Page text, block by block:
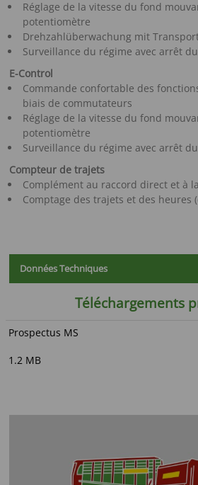
Réglage de la vitesse du fond
potentiomètre
Drehzahlüberwachung mit
Surveillance du régime avec arrêt
E-Control
Commande confortable des
biais de commutateurs
Réglage de la vitesse du fond
potentiomètre
Surveillance du régime avec arrêt
Compteur de trajets
Complément au raccord direct et à
Comptage des trajets et des heures
Données Techniques
Téléchargements
Prospectus MS
1.2 MB